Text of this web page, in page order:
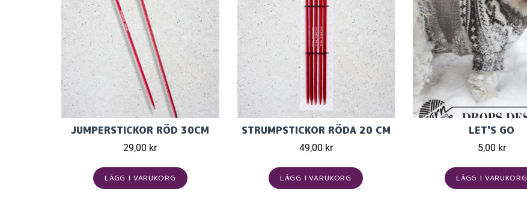
JUMPERSTICKOR RÖD 30CM
29,00 kr
LÄGG I VARUKORG
STRUMPSTICKOR RÖDA 20 CM
49,00 kr
LÄGG I VARUKORG
LET'S GO
5,00 kr
LÄGG I VARUKORG